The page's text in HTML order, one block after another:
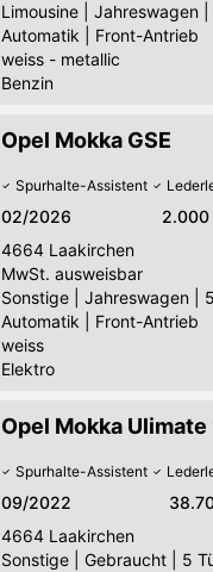
Limousine
Jahreswagen
Automatik
Front-Antrieb
weiss - metallic
Benzin
Opel Mokka GSE
Spurhalte-Assistent
02/2026 2.000
4664 Laakirchen
MwSt. ausweisbar
Sonstige
Jahreswagen
Automatik
Front-Antrieb
weiss
Elektro
Opel Mokka Ulimate
Spurhalte-Assistent
09/2022
4664 Laakirchen
Sonstige
Gebraucht
5